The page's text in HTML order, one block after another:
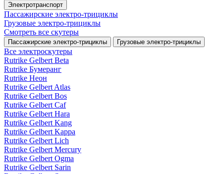
Электротранспорт
Пассажирские электро‑трициклы
Грузовые электро‑трициклы
Смотреть все скутеры
Пассажирские электро‑трициклы Грузовые электро‑трициклы
Все электро­скутеры
Rutrike Gelbert Beta
Rutrike Бумеранг
Rutrike Неон
Rutrike Gelbert Atlas
Rutrike Gelbert Bos
Rutrike Gelbert Caf
Rutrike Gelbert Hara
Rutrike Gelbert Kang
Rutrike Gelbert Kappa
Rutrike Gelbert Lich
Rutrike Gelbert Mercury
Rutrike Gelbert Ogma
Rutrike Gelbert Sarin